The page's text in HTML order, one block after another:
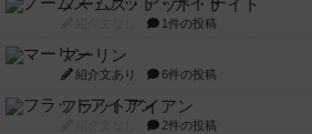
ノームズ・アット・ナイト
1件の投稿
マーリン
紹介文あり 6件の投稿
フラットアイアン
2件の投稿